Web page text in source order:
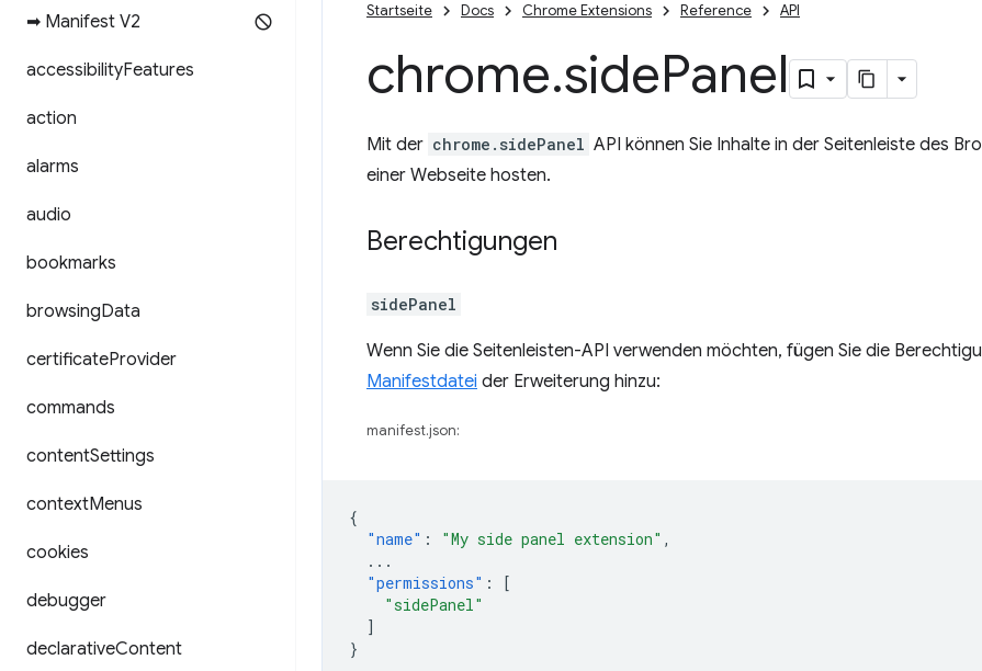
➡ Manifest V2
accessibilityFeatures
action
alarms
audio
bookmarks
browsingData
certificateProvider
commands
contentSettings
contextMenus
cookies
debugger
declarativeContent
Startseite Docs Chrome Extensions Reference API
chrome.sidePanel
Mit der chrome.sidePanel API können Sie Inhalte in der Seitenleiste des
einer Webseite hosten.
Berechtigungen
sidePanel
Wenn Sie die Seitenleisten-API verwenden möchten, fügen Sie die
Manifestdatei der Erweiterung hinzu:
manifest.json:
{
"name" : "My side panel extension" ,
...
"permissions" :
[
"sidePanel"
]
}